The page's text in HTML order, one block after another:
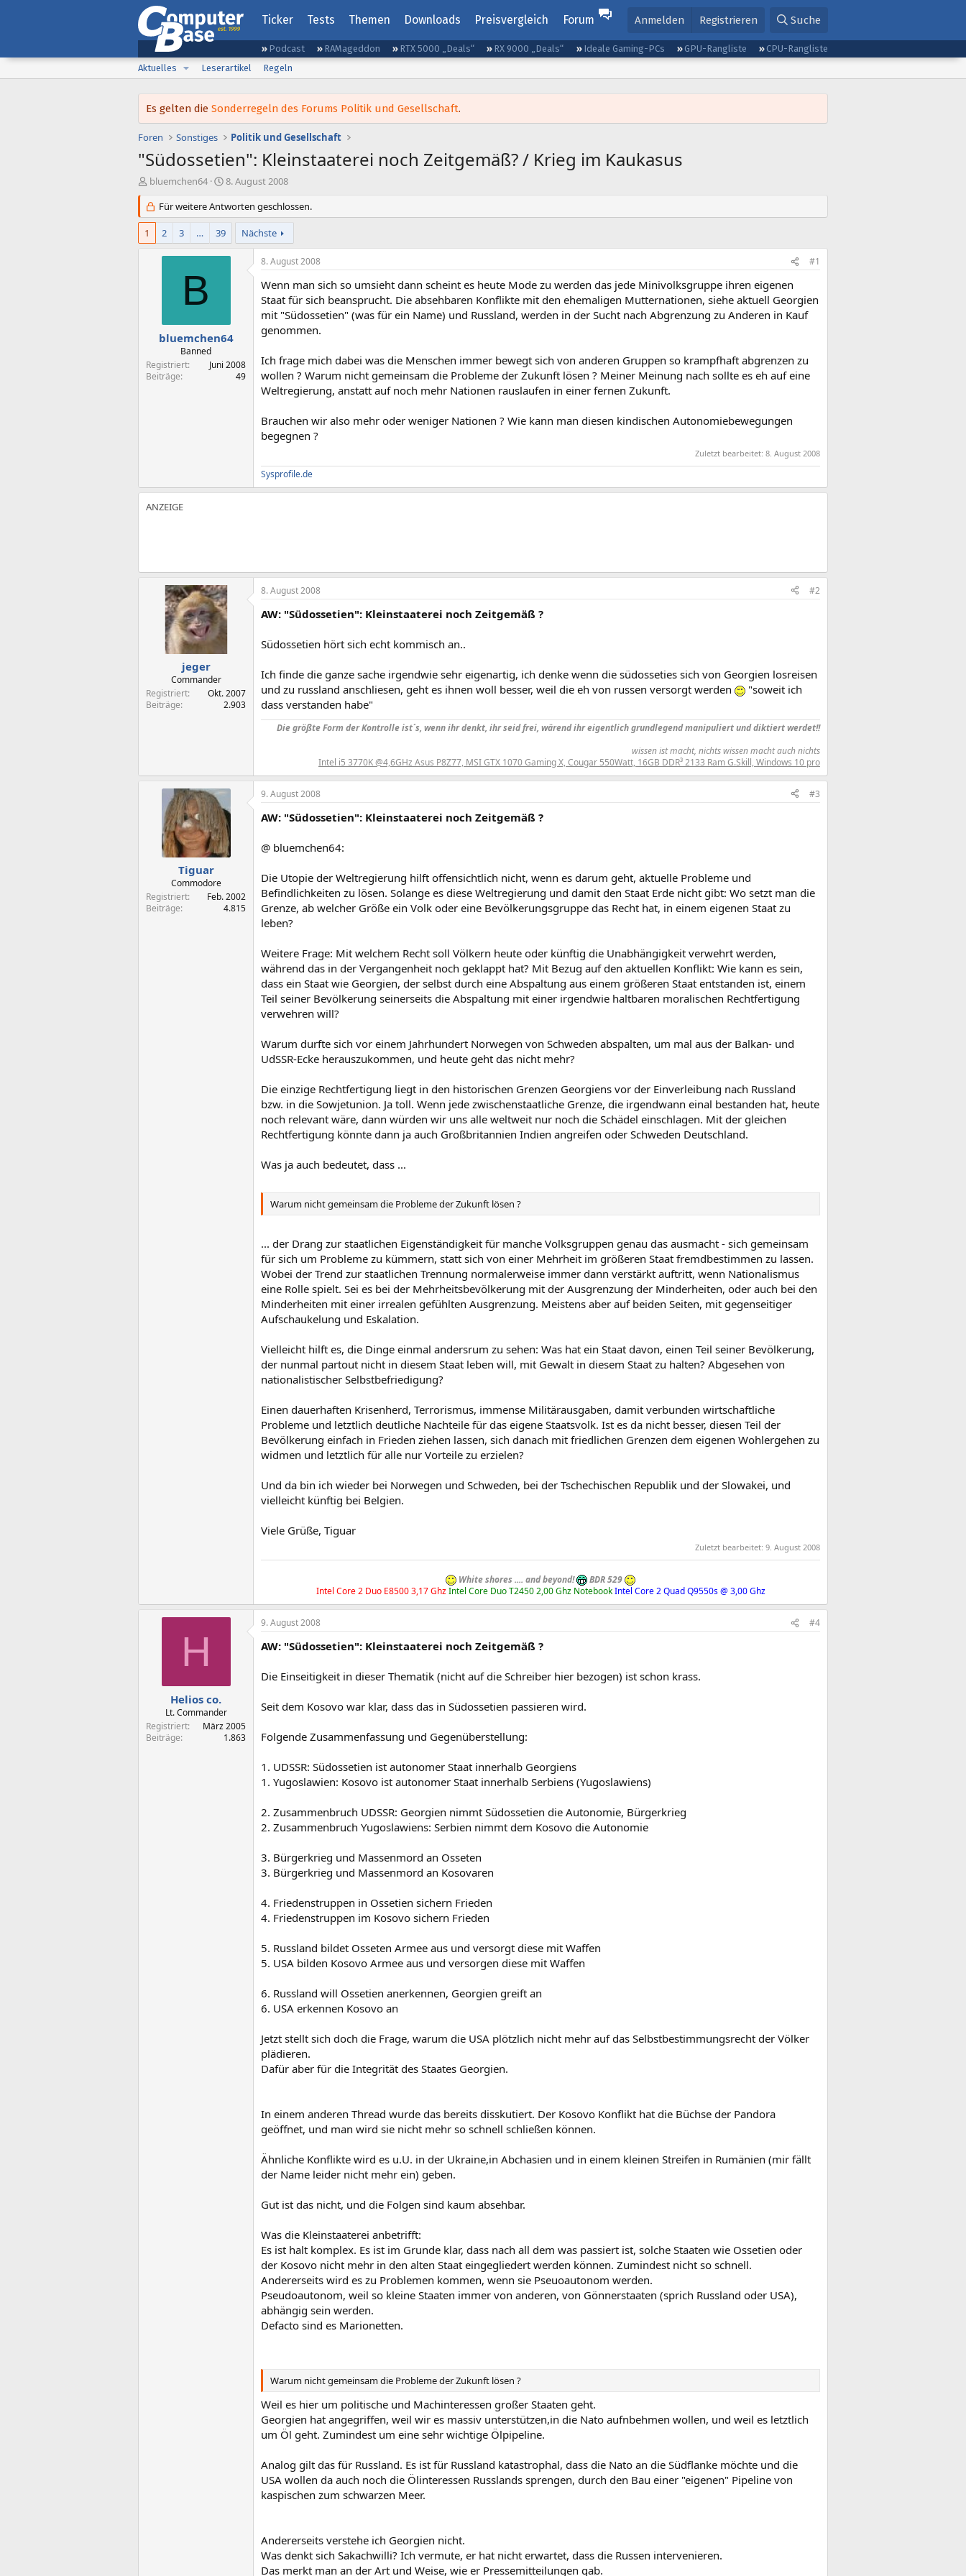
Ticker Tests Themen Downloads Preisvergleich Forum Anmelden Registrieren Suche
Podcast RAMageddon RTX 5000 „Deals“ RX 9000 „Deals“ Ideale Gaming-PCs GPU-Rangliste
CPU-Rangliste
Aktuelles
Leserartikel Regeln
Es gelten die Sonderregeln des Forums Politik und Gesellschaft.
Foren Sonstiges Politik und Gesellschaft
"Südossetien": Kleinstaaterei noch Zeitgemäß? / Krieg im Kaukasus
E
s
t
l
bluemchen64
E
s
t
e
l
l
8. August 2008
Für weitere Antworten geschlossen.
1 2 3 … 39 Nächste
B
bluemchen64
Banned
Registriert
Juni 2008
Beiträge
49
8. August 2008 #1
Wenn man sich so umsieht dann scheint es heute Mode zu werden das jede Minivolksgruppe ihren eigenen
Staat für sich beansprucht. Die absehbaren Konflikte mit den ehemaligen Mutternationen, siehe aktuell Georgien
mit "Südossetien" (was für ein Name) und Russland, werden in der Sucht nach Abgrenzung zu Anderen in Kauf
genommen.
Ich frage mich dabei was die Menschen immer bewegt sich von anderen Gruppen so krampfhaft abgrenzen zu
wollen ? Warum nicht gemeinsam die Probleme der Zukunft lösen ? Meiner Meinung nach sollte es eh auf eine
Weltregierung, anstatt auf noch mehr Nationen rauslaufen in einer fernen Zukunft.
Brauchen wir also mehr oder weniger Nationen ? Wie kann man diesen kindischen Autonomiebewegungen
begegnen ?
Zuletzt bearbeitet: 8. August 2008
Sysprofile.de
jeger
Commander
Registriert
Okt. 2007
Beiträge
2.903
8. August 2008 #2
AW: "Südossetien": Kleinstaaterei noch Zeitgemäß ?
Südossetien hört sich echt kommisch an..
Ich finde die ganze sache irgendwie sehr eigenartig, ich denke wenn die südosseties sich von Georgien losreisen
und zu russland anschliesen, geht es ihnen woll besser, weil die eh von russen versorgt werden
"soweit ich
dass verstanden habe"
Die größte Form der Kontrolle ist´s, wenn ihr denkt, ihr seid frei, wärend ihr eigentlich grundlegend manipuliert und diktiert werdet!!
wissen ist macht, nichts wissen macht auch nichts
Intel i5 3770K @4,6GHz Asus P8Z77, MSI GTX 1070 Gaming X, Cougar 550Watt, 16GB DDR³ 2133 Ram G.Skill, Windows 10 pro
Tiguar
Commodore
Registriert
Feb. 2002
Beiträge
4.815
9. August 2008 #3
AW: "Südossetien": Kleinstaaterei noch Zeitgemäß ?
@ bluemchen64:
Die Utopie der Weltregierung hilft offensichtlich nicht, wenn es darum geht, aktuelle Probleme und
Befindlichkeiten zu lösen. Solange es diese Weltregierung und damit den Staat Erde nicht gibt: Wo setzt man die
Grenze, ab welcher Größe ein Volk oder eine Bevölkerungsgruppe das Recht hat, in einem eigenen Staat zu
leben?
Weitere Frage: Mit welchem Recht soll Völkern heute oder künftig die Unabhängigkeit verwehrt werden,
während das in der Vergangenheit noch geklappt hat? Mit Bezug auf den aktuellen Konflikt: Wie kann es sein,
dass ein Staat wie Georgien, der selbst durch eine Abspaltung aus einem größeren Staat entstanden ist, einem
Teil seiner Bevölkerung seinerseits die Abspaltung mit einer irgendwie haltbaren moralischen Rechtfertigung
verwehren will?
Warum durfte sich vor einem Jahrhundert Norwegen von Schweden abspalten, um mal aus der Balkan- und
UdSSR-Ecke herauszukommen, und heute geht das nicht mehr?
Die einzige Rechtfertigung liegt in den historischen Grenzen Georgiens vor der Einverleibung nach Russland
bzw. in die Sowjetunion. Ja toll. Wenn jede zwischenstaatliche Grenze, die irgendwann einal bestanden hat, heute
noch relevant wäre, dann würden wir uns alle weltweit nur noch die Schädel einschlagen. Mit der gleichen
Rechtfertigung könnte dann ja auch Großbritannien Indien angreifen oder Schweden Deutschland.
Was ja auch bedeutet, dass ...
Warum nicht gemeinsam die Probleme der Zukunft lösen ?
... der Drang zur staatlichen Eigenständigkeit für manche Volksgruppen genau das ausmacht - sich gemeinsam
für sich um Probleme zu kümmern, statt sich von einer Mehrheit im größeren Staat fremdbestimmen zu lassen.
Wobei der Trend zur staatlichen Trennung normalerweise immer dann verstärkt auftritt, wenn Nationalismus
eine Rolle spielt. Sei es bei der Mehrheitsbevölkerung mit der Ausgrenzung der Minderheiten, oder auch bei den
Minderheiten mit einer irrealen gefühlten Ausgrenzung. Meistens aber auf beiden Seiten, mit gegenseitiger
Aufschaukelung und Eskalation.
Vielleicht hilft es, die Dinge einmal andersrum zu sehen: Was hat ein Staat davon, einen Teil seiner Bevölkerung,
der nunmal partout nicht in diesem Staat leben will, mit Gewalt in diesem Staat zu halten? Abgesehen von
nationalistischer Selbstbefriedigung?
Einen dauerhaften Krisenherd, Terrorismus, immense Militärausgaben, damit verbunden wirtschaftliche
Probleme und letztlich deutliche Nachteile für das eigene Staatsvolk. Ist es da nicht besser, diesen Teil der
Bevölkerung einfach in Frieden ziehen lassen, sich danach mit friedlichen Grenzen dem eigenen Wohlergehen zu
widmen und letztlich für alle nur Vorteile zu erzielen?
Und da bin ich wieder bei Norwegen und Schweden, bei der Tschechischen Republik und der Slowakei, und
vielleicht künftig bei Belgien.
Viele Grüße, Tiguar
Zuletzt bearbeitet: 9. August 2008
White shores .... and beyond!
BDR 529
Intel Core 2 Duo E8500 3,17 GhzIntel Core Duo T2450 2,00 Ghz Notebook Intel Core 2 Quad Q9550s @ 3,00 Ghz
H
Helios co.
Lt. Commander
Registriert
März 2005
Beiträge
1.863
9. August 2008 #4
AW: "Südossetien": Kleinstaaterei noch Zeitgemäß ?
Die Einseitigkeit in dieser Thematik (nicht auf die Schreiber hier bezogen) ist schon krass.
Seit dem Kosovo war klar, dass das in Südossetien passieren wird.
Folgende Zusammenfassung und Gegenüberstellung:
1. UDSSR: Südossetien ist autonomer Staat innerhalb Georgiens
1. Yugoslawien: Kosovo ist autonomer Staat innerhalb Serbiens (Yugoslawiens)
2. Zusammenbruch UDSSR: Georgien nimmt Südossetien die Autonomie, Bürgerkrieg
2. Zusammenbruch Yugoslawiens: Serbien nimmt dem Kosovo die Autonomie
3. Bürgerkrieg und Massenmord an Osseten
3. Bürgerkrieg und Massenmord an Kosovaren
4. Friedenstruppen in Ossetien sichern Frieden
4. Friedenstruppen im Kosovo sichern Frieden
5. Russland bildet Osseten Armee aus und versorgt diese mit Waffen
5. USA bilden Kosovo Armee aus und versorgen diese mit Waffen
6. Russland will Ossetien anerkennen, Georgien greift an
6. USA erkennen Kosovo an
Jetzt stellt sich doch die Frage, warum die USA plötzlich nicht mehr auf das Selbstbestimmungsrecht der Völker
plädieren.
Dafür aber für die Integrität des Staates Georgien.
In einem anderen Thread wurde das bereits disskutiert. Der Kosovo Konflikt hat die Büchse der Pandora
geöffnet, und man wird sie nicht mehr so schnell schließen können.
Ähnliche Konflikte wird es u.U. in der Ukraine,in Abchasien und in einem kleinen Streifen in Rumänien (mir fällt
der Name leider nicht mehr ein) geben.
Gut ist das nicht, und die Folgen sind kaum absehbar.
Was die Kleinstaaterei anbetrifft:
Es ist halt komplex. Es ist im Grunde klar, dass nach all dem was passiert ist, solche Staaten wie Ossetien oder
der Kosovo nicht mehr in den alten Staat eingegliedert werden können. Zumindest nicht so schnell.
Andererseits wird es zu Problemen kommen, wenn sie Pseuoautonom werden.
Pseudoautonom, weil so kleine Staaten immer von anderen, von Gönnerstaaten (sprich Russland oder USA),
abhängig sein werden.
Defacto sind es Marionetten.
Warum nicht gemeinsam die Probleme der Zukunft lösen ?
Weil es hier um politische und Machinteressen großer Staaten geht.
Georgien hat angegriffen, weil wir es massiv unterstützen,in die Nato aufnbehmen wollen, und weil es letztlich
um Öl geht. Zumindest um eine sehr wichtige Ölpipeline.
Analog gilt das für Russland. Es ist für Russland katastrophal, dass die Nato an die Südflanke möchte und die
USA wollen da auch noch die Ölinteressen Russlands sprengen, durch den Bau einer "eigenen" Pipeline von
kaspischen zum schwarzen Meer.
Andererseits verstehe ich Georgien nicht.
Was denkt sich Sakachwilli? Ich vermute, er hat nicht erwartet, dass die Russen intervenieren.
Das merkt man an der Art und Weise, wie er Pressemitteilungen gab.